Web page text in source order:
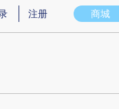
意图存在偏差。不代表财
商城
注册